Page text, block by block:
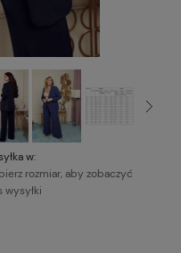
w:
rozmiar, aby zobaczyć
wysyłki
płatności